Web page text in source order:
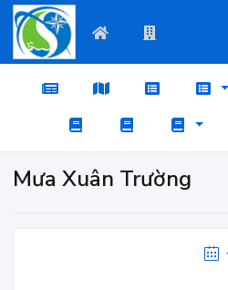
Mưa Xuân Trường